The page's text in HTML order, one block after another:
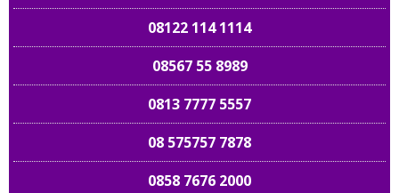
08122 114 1114
08567 55 8989
0813 7777 5557
08 575757 7878
0858 7676 2000